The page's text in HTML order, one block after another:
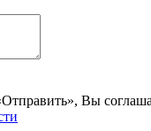
Вы